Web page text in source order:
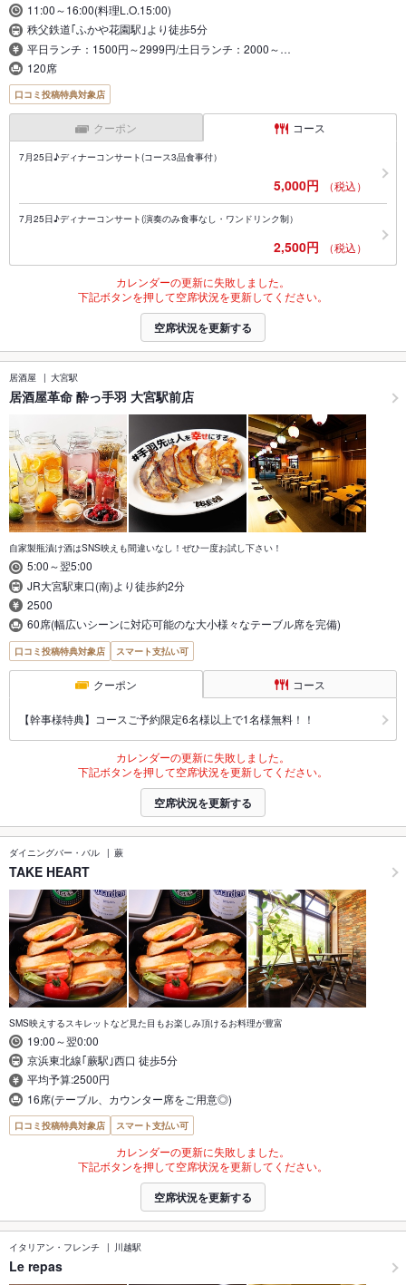
11:00～16:00(料理L.O.15:00)
秩父鉄道｢ふかや花園駅｣より徒歩5分
平日ランチ：1500円～2999円/土日ランチ：2000～…
120席
口コミ投稿特典対象店
クーポン コース
7月25日♪ディナーコンサート(コース3品食事付）
5,000円 （税込）
7月25日♪ディナーコンサート(演奏のみ食事なし・ワンドリンク制）
2,500円 （税込）
カレンダーの更新に失敗しました。
下記ボタンを押して空席状況を更新してください。
空席状況を更新する
居酒屋 大宮駅
居酒屋革命 酔っ手羽 大宮駅前店
自家製瓶漬け酒はSNS映えも間違いなし！ぜひ一度お試し下さい！
5:00～翌5:00
JR大宮駅東口(南)より徒歩約2分
2500
60席(幅広いシーンに対応可能のな大小様々なテーブル席を完備)
口コミ投稿特典対象店 スマート支払い可
クーポン コース
【幹事様特典】コースご予約限定6名様以上で1名様無料！！
カレンダーの更新に失敗しました。
下記ボタンを押して空席状況を更新してください。
空席状況を更新する
ダイニングバー・バル 蕨
TAKE HEART
SMS映えするスキレットなど見た目もお楽しみ頂けるお料理が豊富
19:00～翌0:00
京浜東北線｢蕨駅｣西口 徒歩5分
平均予算:2500円
16席(テーブル、カウンター席をご用意◎)
口コミ投稿特典対象店 スマート支払い可
カレンダーの更新に失敗しました。
下記ボタンを押して空席状況を更新してください。
空席状況を更新する
イタリアン・フレンチ 川越駅
Le repas